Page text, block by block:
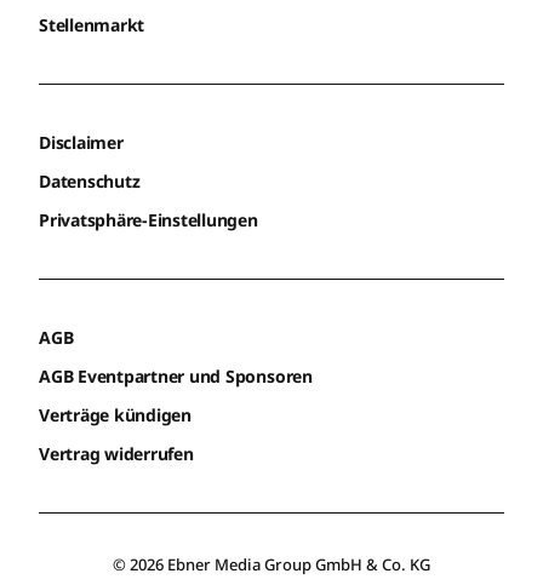
Stellenmarkt
Disclaimer
Datenschutz
Privatsphäre-Einstellungen
AGB
AGB Eventpartner und Sponsoren
Verträge kündigen
Vertrag widerrufen
© 2026 Ebner Media Group GmbH & Co. KG